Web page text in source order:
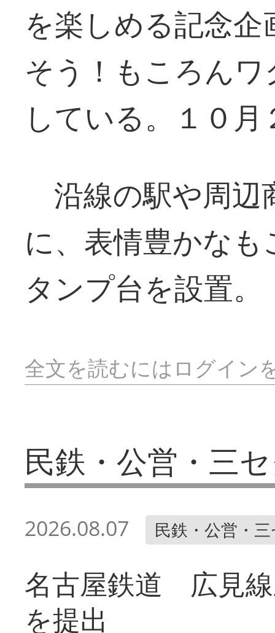
を楽しめる記念
そう！もころん
している。１０
沿線の駅や周辺
に、表情豊かな
タンプ台を設置。
全文を読むにはログイン
民鉄・公営・三
2026.08.07 民鉄・公営・
名古屋鉄道 広見
を提出